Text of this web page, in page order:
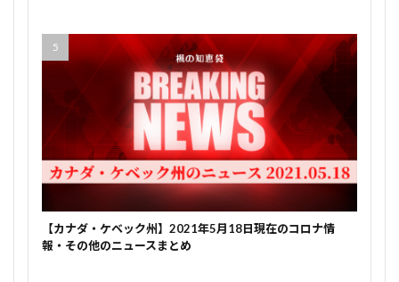
【カナダ・ケベック州】2021年5月18日現在のコロナ情
報・その他のニュースまとめ